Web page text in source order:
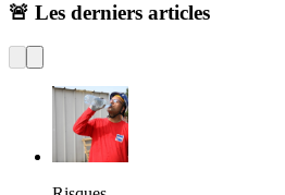
🚨 Les derniers articles